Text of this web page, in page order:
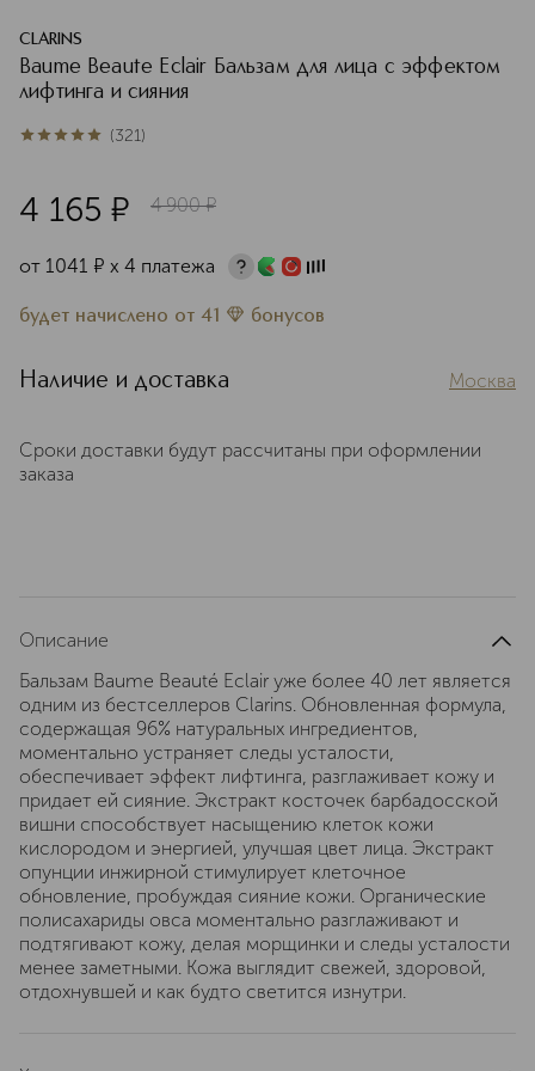
CLARINS
Baume Beaute Eclair Бальзам для лица с эффектом
лифтинга и сияния
5из 5321 (321)
4 165 ¤ 4 900 ¤
от 1041 ¤ х 4 платежа
будет начислено от 41 бонусов
Наличие и доставка Москва
Сроки доставки будут рассчитаны при оформлении
заказа
Описание
Бальзам Baume Beauté Eclair уже более 40 лет является
одним из бестселлеров Clarins. Обновленная формула,
содержащая 96% натуральных ингредиентов,
моментально устраняет следы усталости,
обеспечивает эффект лифтинга, разглаживает кожу и
придает ей сияние. Экстракт косточек барбадосской
вишни способствует насыщению клеток кожи
кислородом и энергией, улучшая цвет лица. Экстракт
опунции инжирной стимулирует клеточное
обновление, пробуждая сияние кожи. Органические
полисахариды овса моментально разглаживают и
подтягивают кожу, делая морщинки и следы усталости
менее заметными. Кожа выглядит свежей, здоровой,
отдохнувшей и как будто светится изнутри.